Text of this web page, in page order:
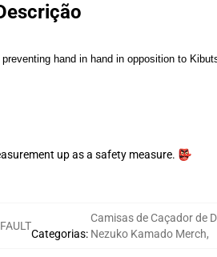
hand in hand in opposition to
up as a safety measure. 👺
Categorias:
Camisas de Caçador de
Nezuko Kamado Merch,